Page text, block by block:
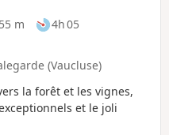
m
4h 05
(Vaucluse)
la forêt et les vignes,
et le joli